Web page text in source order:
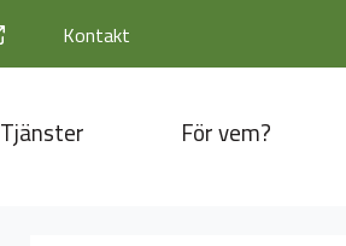
Kontakt
Tjänster För vem?